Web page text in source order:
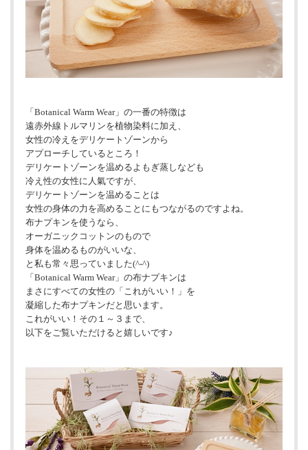
「Botanical Warm Wear」の一番の特徴は
遠赤外線トルマリンを植物染料に加え、
女性の冷えをデリケートゾーンから
アプローチしているところ！
デリケートゾーンを温めるよもぎ蒸しなども
冷え性の女性に人氣ですが、
デリケートゾーンを温めることは
女性の身体の力を高めることにもつながるのですよね。
布ナプキンを使うなら、
オーガニックコットンのもので
身体を温めるものがいいな、
と私も常々思っていました(^-^)
「Botanical Warm Wear」の布ナプキンは
まさにすべての女性の「これがいい！」を
凝縮した布ナプキンだと思います。
これがいい！その１～３まで、
以下をご覧いただけると嬉しいです♪